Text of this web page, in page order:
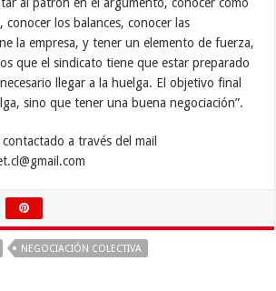
al patrón en el argumento, conocer cómo
conocer los balances, conocer las
la empresa, y tener un elemento de fuerza,
que el sindicato tiene que estar preparado
llegar a la huelga. El objetivo final
sino que tener una buena negociación”.
a través del mail
NEGOCIACIÓN COLECTIVA